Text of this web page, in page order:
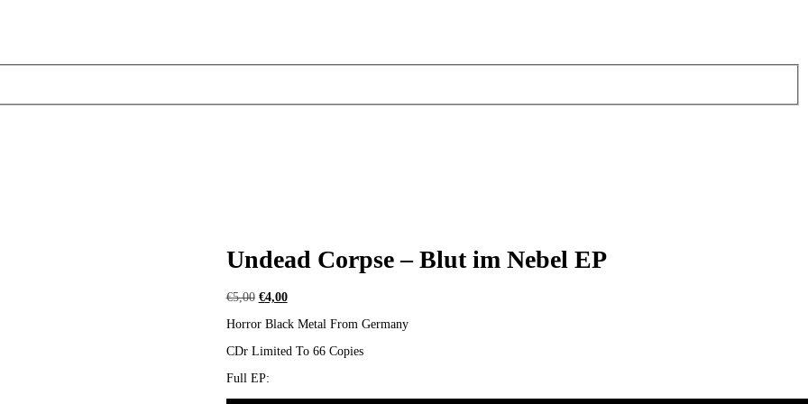
Undead Corpse – Blut im Nebel EP
€5,00 Ursprünglicher
war:
€4,00Aktueller
ist:
Horror Black Metal From Germany
CDr Limited To 66 Copies
Full EP: